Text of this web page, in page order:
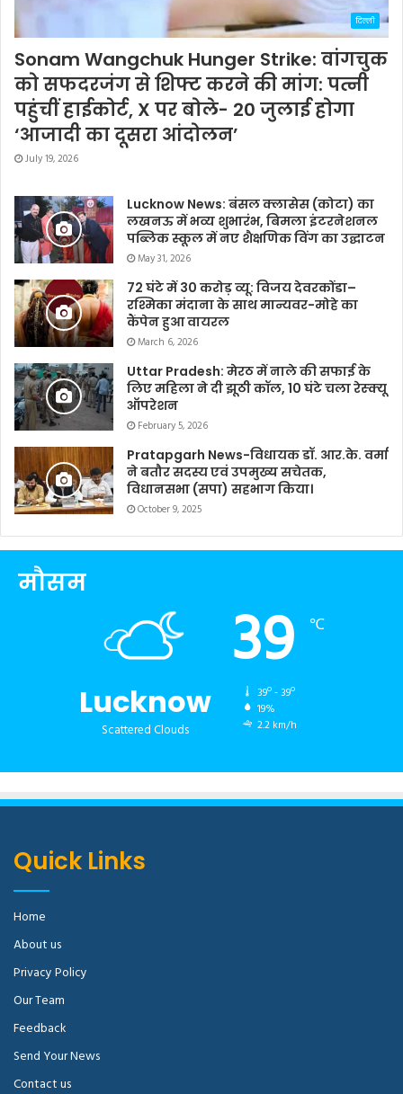
दिल्ली
Sonam Wangchuk Hunger Strike: वांगचुक
को सफदरजंग से शिफ्ट करने की मांग: पत्नी
पहुंचीं हाईकोर्ट, X पर बोले- 20 जुलाई होगा
‘आजादी का दूसरा आंदोलन’
July 19, 2026
Lucknow News: बंसल क्लासेस (कोटा) का
लखनऊ में भव्य शुभारंभ, बिमला इंटरनेशनल
पब्लिक स्कूल में नए शैक्षणिक विंग का उद्घाटन
May 31, 2026
72 घंटे में 30 करोड़ व्यू: विजय देवरकोंडा–
रश्मिका मंदाना के साथ मान्यवर-मोहे का
कैंपेन हुआ वायरल
March 6, 2026
Uttar Pradesh: मेरठ में नाले की सफाई के
लिए महिला ने दी झूठी कॉल, 10 घंटे चला रेस्क्यू
ऑपरेशन
February 5, 2026
Pratapgarh News-विधायक डॉ. आर.के. वर्मा
ने बतौर सदस्य एवं उपमुख्य सचेतक,
विधानसभा (सपा) सहभाग किया।
October 9, 2025
मौसम
Lucknow
Scattered Clouds
39 ℃
39º - 39º
19%
2.2 km/h
Quick Links
Home
About us
Privacy Policy
Our Team
Feedback
Send Your News
Contact us